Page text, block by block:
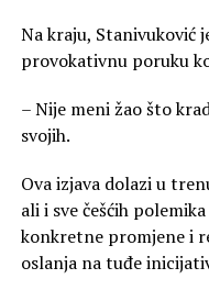
Na kraju, Stanivuković
provokativnu poruku
– Nije meni žao što
svojih.
Ova izjava dolazi u
ali i sve češćih
konkretne promjene i
oslanja na tuđe